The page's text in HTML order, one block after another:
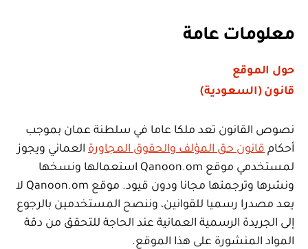
معلومات عامة
حول الموقع
قانون (السعودية)
نصوص القانون تعد ملكا عاما في سلطنة عمان بموجب
أحكام قانون حق المؤلف والحقوق المجاورة العماني ويجوز
لمستخدمي موقع Qanoon.om استعمالها ونسخها
ونشرها وترجمتها مجانا ودون قيود. موقع Qanoon.om لا
يعد مصدرا رسميا للقوانين، وننصح المستخدمين بالرجوع
إلى الجريدة الرسمية العمانية عند الحاجة للتحقق من دقة
المواد المنشورة على هذا الموقع.